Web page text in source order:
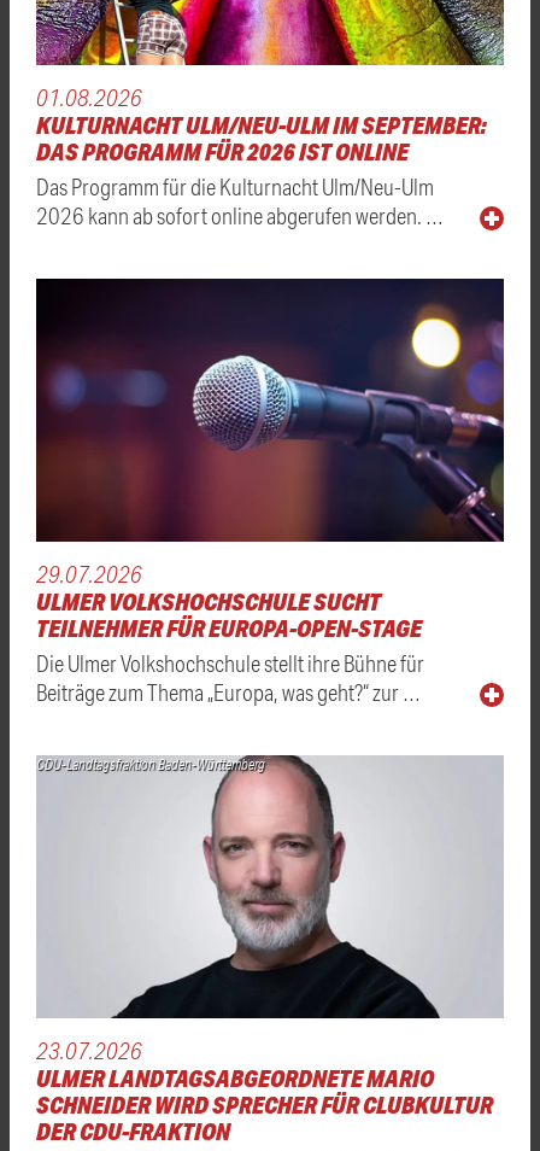
01.08.2026
KULTURNACHT ULM/NEU-ULM IM SEPTEMBER:
DAS PROGRAMM FÜR 2026 IST ONLINE
Das Programm für die Kulturnacht Ulm/Neu-Ulm
2026 kann ab sofort online abgerufen werden. …
29.07.2026
ULMER VOLKSHOCHSCHULE SUCHT
TEILNEHMER FÜR EUROPA-OPEN-STAGE
Die Ulmer Volkshochschule stellt ihre Bühne für
Beiträge zum Thema „Europa, was geht?“ zur …
CDU-Landtagsfraktion Baden-Württemberg
23.07.2026
ULMER LANDTAGSABGEORDNETE MARIO
SCHNEIDER WIRD SPRECHER FÜR CLUBKULTUR
DER CDU-FRAKTION